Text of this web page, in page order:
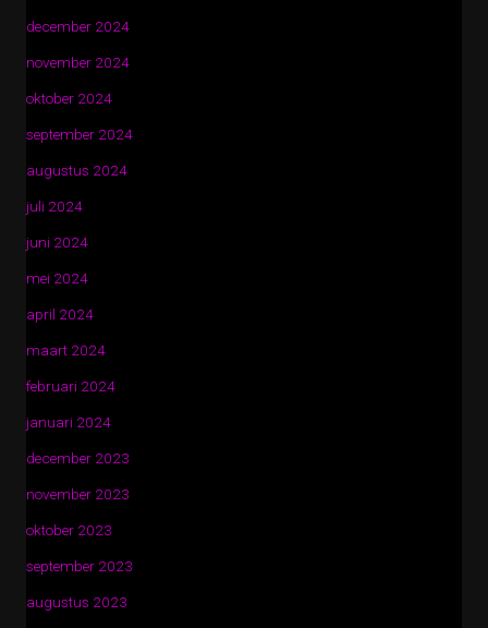
december 2024
november 2024
oktober 2024
september 2024
augustus 2024
juli 2024
juni 2024
mei 2024
april 2024
maart 2024
februari 2024
januari 2024
december 2023
november 2023
oktober 2023
september 2023
augustus 2023